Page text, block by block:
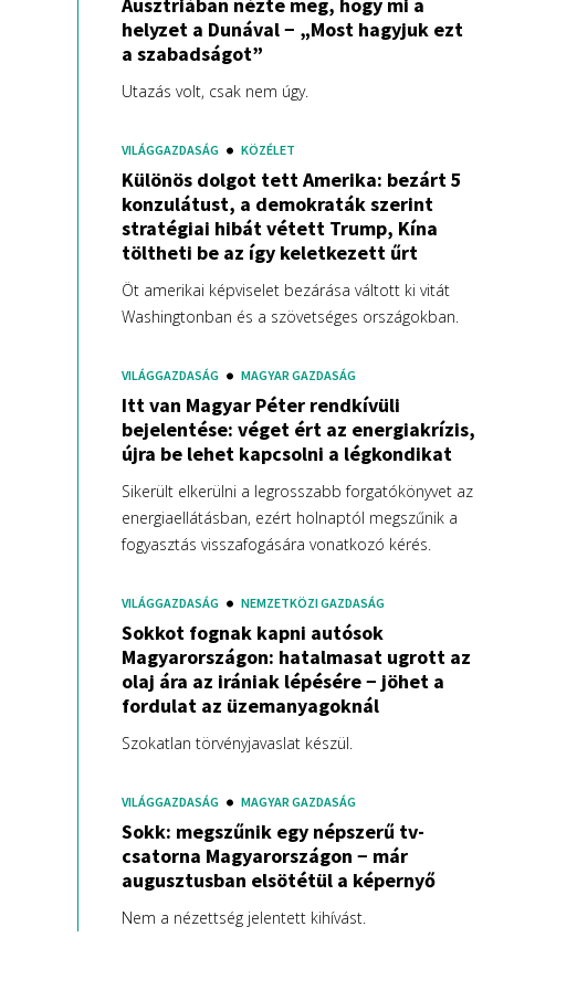
helyzet a Dunával − „Most hagyjuk ezt
a szabadságot”
Utazás volt, csak nem úgy.
VILÁGGAZDASÁG KÖZÉLET
Különös dolgot tett Amerika: bezárt 5
konzulátust, a demokraták szerint
stratégiai hibát vétett Trump, Kína
töltheti be az így keletkezett űrt
Öt amerikai képviselet bezárása váltott ki vitát
Washingtonban és a szövetséges országokban.
VILÁGGAZDASÁG MAGYAR GAZDASÁG
Itt van Magyar Péter rendkívüli
bejelentése: véget ért az energiakrízis,
újra be lehet kapcsolni a légkondikat
Sikerült elkerülni a legrosszabb forgatókönyvet az
energiaellátásban, ezért holnaptól megszűnik a
fogyasztás visszafogására vonatkozó kérés.
VILÁGGAZDASÁG NEMZETKÖZI GAZDASÁG
Sokkot fognak kapni autósok
Magyarországon: hatalmasat ugrott az
olaj ára az irániak lépésére − jöhet a
fordulat az üzemanyagoknál
Szokatlan törvényjavaslat készül.
VILÁGGAZDASÁG MAGYAR GAZDASÁG
Sokk: megszűnik egy népszerű tv-
csatorna Magyarországon − már
augusztusban elsötétül a képernyő
Nem a nézettség jelentett kihívást.